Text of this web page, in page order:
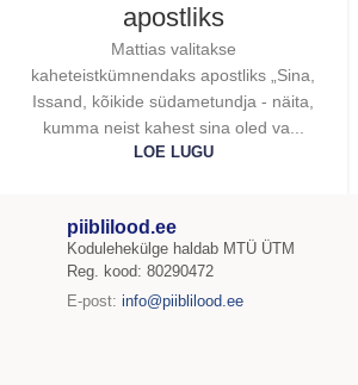
apostliks
Mattias valitakse
kaheteistkümnendaks apostliks „Sina,
Issand, kõikide südametundja - näita,
kumma neist kahest sina oled va...
LOE LUGU
piiblilood.ee
Kodulehekülge haldab MTÜ ÜTM
Reg. kood: 80290472
E-post:info@piiblilood.ee